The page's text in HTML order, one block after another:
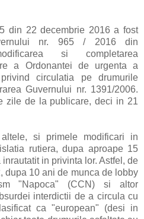
din 22 decembrie 2016 a fost
nr. 965 / 2016 din
si completarea
a Ordonantei de urgenta a
circulatia pe drumurile
Guvernului nr. 1391/2006.
zile de la publicare, deci in 21
si primele modificari in
rutiera, dupa aproape 15
in privinta lor. Astfel, de
dupa 10 ani de munca de lobby
"Napoca" (CCN) si altor
interdictii de a circula cu
ca "european" (desi in